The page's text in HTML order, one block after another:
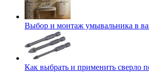
Выбор и монтаж умывальника в
Как выбрать и применить сверло